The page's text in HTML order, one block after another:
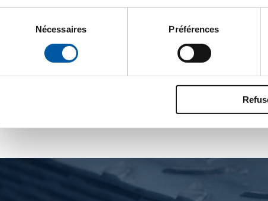
Nécessaires Préférences
bruts: Aluminium EN AW-2011